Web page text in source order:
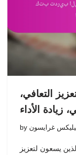
التعافي،
زيادة الأداء
by غرايسون
يسعون لتعزيز